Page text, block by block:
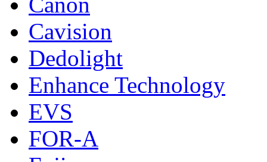
Cavision
Dedolight
Enhance Technology
EVS
FOR-A